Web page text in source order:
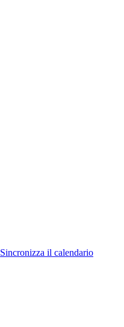
Sincronizza il calendario